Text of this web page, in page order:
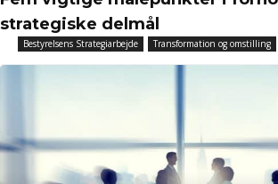
strategiske delmål
Bestyrelsens Strategiarbejde Transformation og omstilling